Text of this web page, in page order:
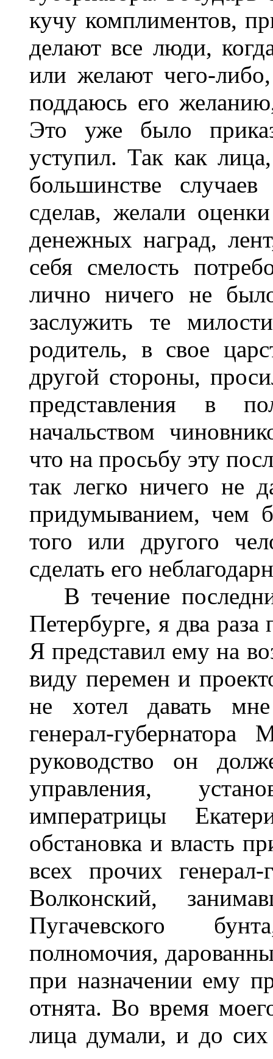
кучу комплиментов,
делают все люди,
или желают чего-
поддаюсь его
Это уже было
уступил. Так как
большинстве
сделав, желали
денежных наград,
себя смелость
лично ничего не
заслужить те
родитель, в свое
другой стороны,
представления в
начальством
что на просьбу эту
так легко ничего не
придумыванием, чем
того или другого
сделать его
В течение
Петербурге, я два раза
Я представил ему на
виду перемен и
не хотел давать
генерал-
руководство он
управления,
императрицы
обстановка и власть
всех прочих
Волконский,
Пугачевского
полномочия,
при назначении ему
отнята. Во время
лица думали, и до